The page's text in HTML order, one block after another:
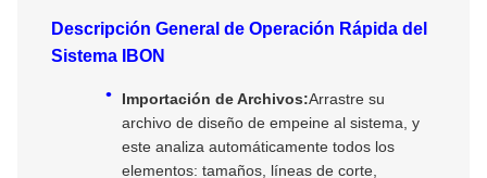
Descripción General de Operación Rápida del
Sistema IBON
Importación de Archivos:Arrastre su
archivo de diseño de empeine al sistema, y
este analiza automáticamente todos los
elementos: tamaños, líneas de corte,